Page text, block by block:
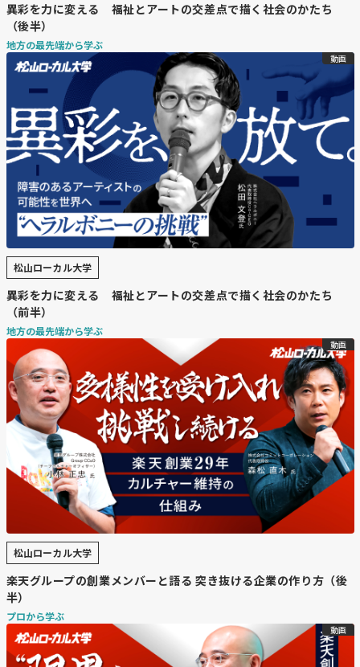
異彩を力に変える 福祉とアートの交差点で描く社会のかたち
（後半）
地方の最先端から学ぶ
動画
松山ローカル大学
異彩を力に変える 福祉とアートの交差点で描く社会のかたち
（前半）
地方の最先端から学ぶ
動画
松山ローカル大学
楽天グループの創業メンバーと語る 突き抜ける企業の作り方（後
半）
プロから学ぶ
動画